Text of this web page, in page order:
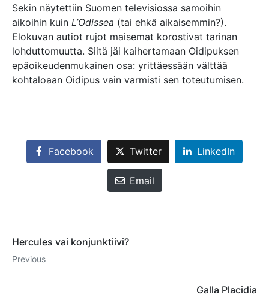
Sekin näytettiin Suomen televisiossa samoihin
aikoihin kuin L’Odissea (tai ehkä aikaisemmin?).
Elokuvan autiot rujot maisemat korostivat tarinan
lohduttomuutta. Siitä jäi kaihertamaan Oidipuksen
epäoikeudenmukainen osa: yrittäessään välttää
kohtaloaan Oidipus vain varmisti sen toteutumisen.
Facebook Twitter LinkedIn
Email
Hercules vai konjunktiivi?
Previous
Galla Placidia